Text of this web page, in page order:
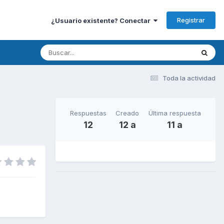
¿Usuario existente? Conectar Registrar
Toda la actividad
Respuestas
12
Creado
12 a
Última respuesta
11 a